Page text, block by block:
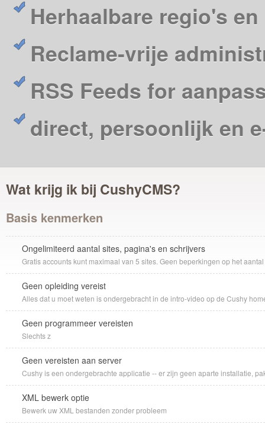
Herhaalbare regio's
Reclame-vrije
RSS Feeds for
direct, persoonlijk en
Wat krijg ik bij CushyCMS?
Basis kenmerken
Ongelimiteerd aantal sites, pagina's en schrijvers
Gratis accounts kunt maximaal van 5 sites. Geen beperkingen op het
Geen opleiding vereist
Alles dat u moet weten is ondergebracht in de intro-video op de Cushy
Geen programmeer vereisten
Slechts z
Geen vereisten aan server
Cushy is een ondergebrachte applicatie -- er zijn geen aparte installatie,
XML bewerk optie
Bewerk uw XML bestanden zonder probleem